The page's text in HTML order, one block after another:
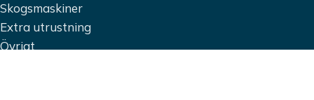
Skogsmaskiner
Extra utrustning
Övrigt